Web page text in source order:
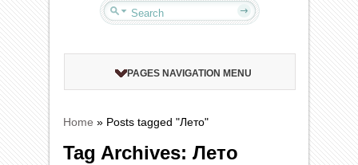
PAGES NAVIGATION MENU
Home » Posts tagged "Лето"
Tag Archives: Лето